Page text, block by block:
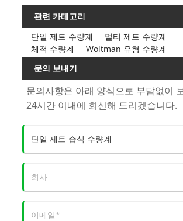
관련 카테고리
단일 제트 수량계
멀티 제트 수량계
체적 수량계
Woltman 유형 수량계
문의 보내기
문의사항은 아래 양식으로 부담없이
24시간 이내에 회신해 드리겠습니다.